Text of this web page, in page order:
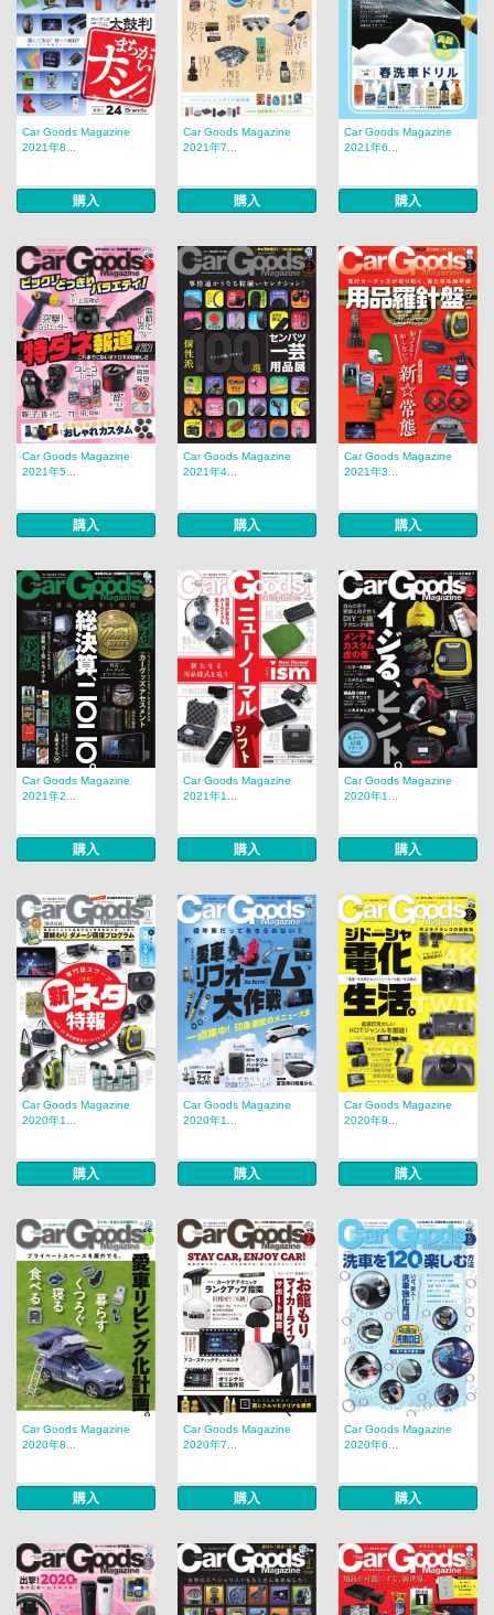
Car Goods Magazine
2021年8...
購入
Car Goods Magazine
2021年7...
購入
Car Goods Magazine
2021年6...
購入
Car Goods Magazine
2021年5...
購入
Car Goods Magazine
2021年4...
購入
Car Goods Magazine
2021年3...
購入
Car Goods Magazine
2021年2...
購入
Car Goods Magazine
2021年1...
購入
Car Goods Magazine
2020年1...
購入
Car Goods Magazine
2020年1...
購入
Car Goods Magazine
2020年1...
購入
Car Goods Magazine
2020年9...
購入
Car Goods Magazine
2020年8...
購入
Car Goods Magazine
2020年7...
購入
Car Goods Magazine
2020年6...
購入